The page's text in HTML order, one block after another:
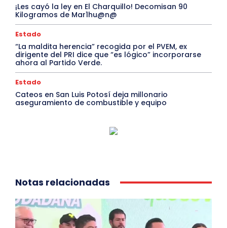
¡Les cayó la ley en El Charquillo! Decomisan 90
Kilogramos de Mar1hu@n@
Estado
“La maldita herencia” recogida por el PVEM, ex
dirigente del PRI dice que “es lógico” incorporarse
ahora al Partido Verde.
Estado
Cateos en San Luis Potosí deja millonario
aseguramiento de combustible y equipo
Notas relacionadas